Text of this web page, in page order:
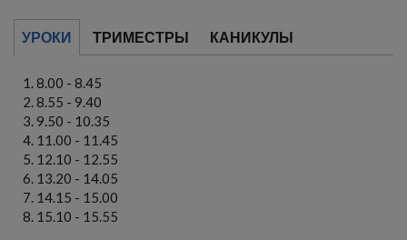
УРОКИ ТРИМЕСТРЫ КАНИКУЛЫ
8.00 - 8.45
8.55 - 9.40
9.50 - 10.35
11.00 - 11.45
12.10 - 12.55
13.20 - 14.05
14.15 - 15.00
15.10 - 15.55